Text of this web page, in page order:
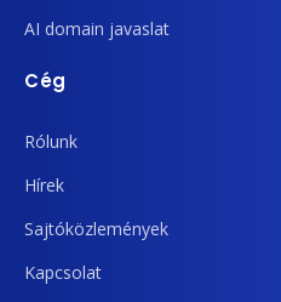
AI domain javaslat
Cég
Rólunk
Hírek
Sajtóközlemények
Kapcsolat